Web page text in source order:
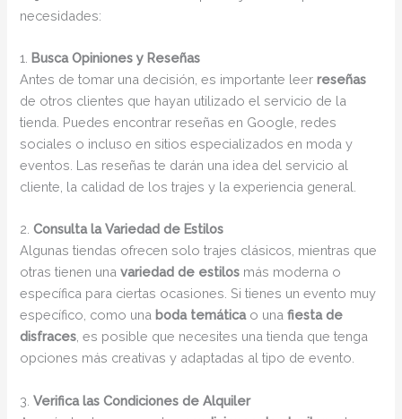
necesidades:
1. Busca Opiniones y Reseñas
Antes de tomar una decisión, es importante leerreseñas
de otros clientes que hayan utilizado el servicio de la
tienda. Puedes encontrar reseñas en Google, redes
sociales o incluso en sitios especializados en moda y
eventos. Las reseñas te darán una idea del servicio al
cliente, la calidad de los trajes y la experiencia general.
2.Consulta la Variedad de Estilos
Algunas tiendas ofrecen solo trajes clásicos, mientras que
otras tienen unavariedad de estilos más moderna o
específica para ciertas ocasiones. Si tienes un evento muy
específico, como una boda temáticao unafiesta de
disfraces , es posible que necesites una tienda que tenga
opciones más creativas y adaptadas al tipo de evento.
3.Verifica las Condiciones de Alquiler